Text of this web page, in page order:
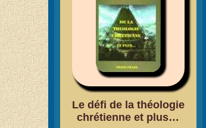
Le défi de la théologie
chrétienne et plus…